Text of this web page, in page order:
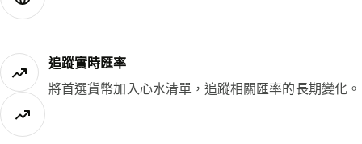
追蹤實時匯率
將首選貨幣加入心水清單，追蹤相關匯率的長期變化。